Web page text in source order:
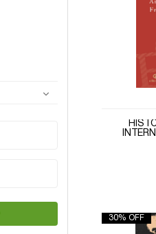
30% OFF